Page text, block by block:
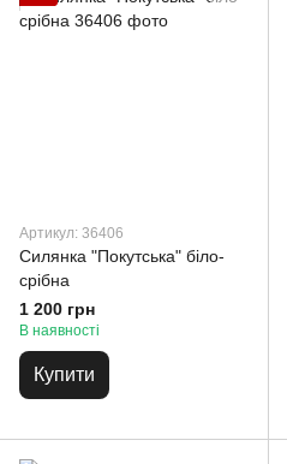
Артикул: 36406
Силянка "Покутська" біло-
срібна
1 200 грн
В наявності
Купити